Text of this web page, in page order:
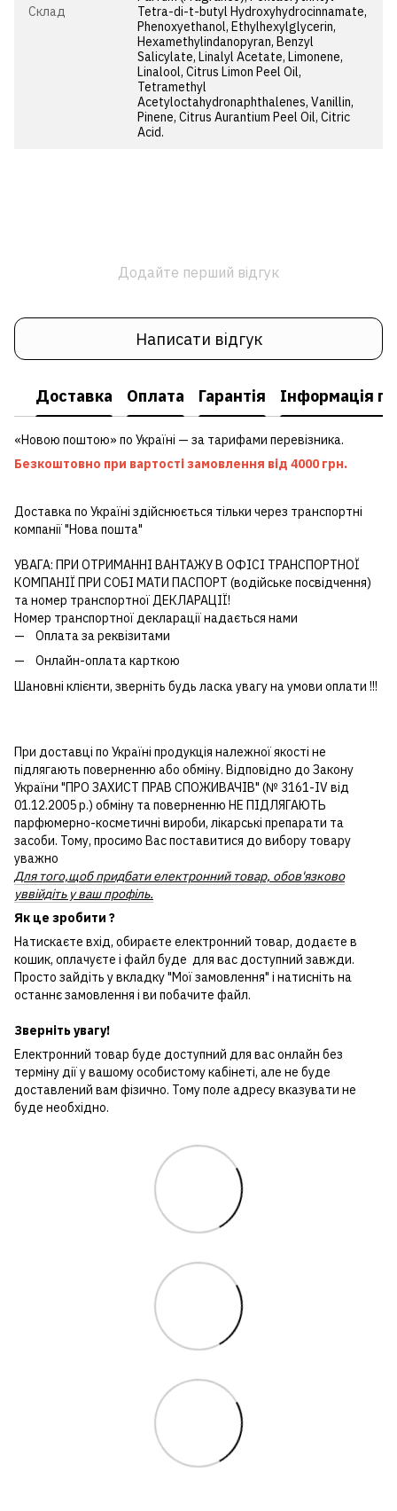
Cклад
Tetra-di-t-butyl Hydroxyhydrocinnamate,
Phenoxyethanol, Ethylhexylglycerin,
Hexamethylindanopyran, Benzyl
Salicylate, Linalyl Acetate, Limonene,
Linalool, Citrus Limon Peel Oil,
Tetramethyl
Acetyloctahydronaphthalenes, Vanillin,
Pinene, Citrus Aurantium Peel Oil, Citric
Acid.
Додайте перший відгук
Написати відгук
Доставка Оплата Гарантія Інформація
«Новою поштою» по Україні — за тарифами перевізника.
Безкоштовно при вартості замовлення від 4000 грн.
Доставка по Україні здійснюється тільки через транспортні
компанії "Нова пошта"
УВАГА: ПРИ ОТРИМАННІ ВАНТАЖУ В ОФІСІ ТРАНСПОРТНОЇ
КОМПАНІЇ ПРИ СОБІ МАТИ ПАСПОРТ (водійське посвідчення)
та номер транспортної ДЕКЛАРАЦІЇ!
Номер транспортної декларації надається нами
Оплата за реквізитами
Онлайн-оплата карткою
Шановні клієнти, зверніть будь ласка увагу на умови оплати !!!
При доставці по Україні продукція належної якості не
підлягають поверненню або обміну. Відповідно до Закону
України "ПРО ЗАХИСТ ПРАВ СПОЖИВАЧІВ" (№ 3161-IV від
01.12.2005 р.) обміну та поверненню НЕ ПІДЛЯГАЮТЬ
парфюмерно-косметичні вироби, лікарські препарати та
засоби. Тому, просимо Вас поставитися до вибору товару
уважно
Для того,щоб придбати електронний товар, обов'язково
уввійдіть у ваш профіль.
Як це зробити ?
Натискаєте вхід, обираєте електронний товар, додаєте в
кошик, оплачуєте і файл буде для вас доступний завжди.
Просто зайдіть у вкладку "Мої замовлення" і натисніть на
останнє замовлення і ви побачите файл.
Зверніть увагу!
Електронний товар буде доступний для вас онлайн без
терміну дії у вашому особистому кабінеті, але не буде
доставлений вам фізично. Тому поле адресу вказувати не
буде необхідно.